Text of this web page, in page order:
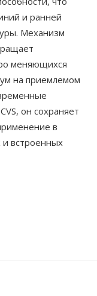
и ранней
Механизм
меняющихся
на приемлемом
он сохраняет
в
встроенных